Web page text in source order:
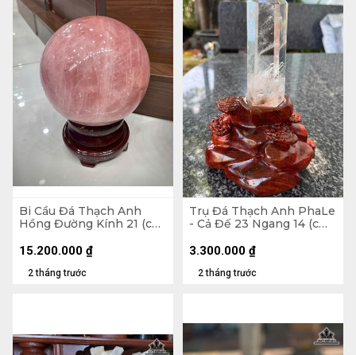
Bi Cầu Đá Thạch Anh
Hồng Đường Kính 21 (cm)
2 tháng trước
15.200.000 ₫
Trụ Đá Thạch Anh PhaLe
- Cả Đế 23 Ngang 14 (cm)
2 tháng trước
3.300.000 ₫